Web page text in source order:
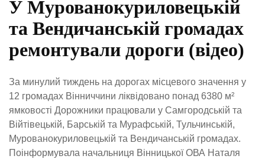
У Мурованокуриловецькій
та Вендичанській громадах
ремонтували дороги (відео)
За минулий тиждень на дорогах місцевого значення у
12 громадах Вінниччини ліквідовано понад 6380 м²
ямковості Дорожники працювали у Самгородській та
Війтівецькій, Барській та Мурафській, Тульчинській,
Мурованокуриловецькій та Вендичанській громадах.
Поінформувала начальниця Вінницької ОВА Наталя